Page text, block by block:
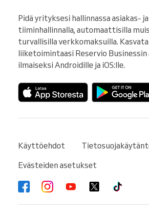
Pidä yrityksesi hallinnassa asiakas- ja
tiiminhallinnalla, automaattisilla
turvallisilla verkkomaksuilla. Kasvata
liiketoimintaasi Reservio Businessin
ilmaiseksi Androidille ja iOS:lle.
Käyttöehdot
Evästeiden asetukset